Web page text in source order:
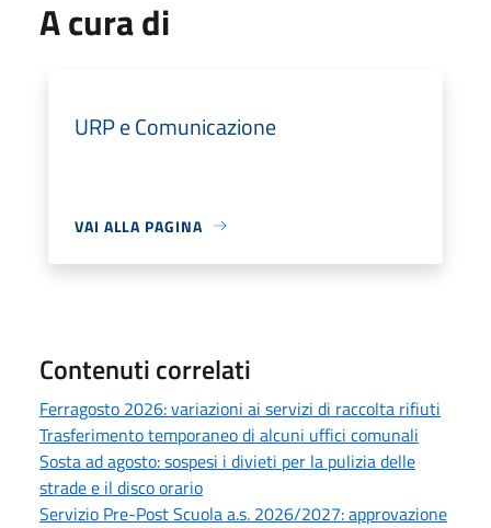
A cura di
URP e Comunicazione
VAI ALLA PAGINA
Contenuti correlati
Ferragosto 2026: variazioni ai servizi di raccolta rifiuti
Trasferimento temporaneo di alcuni uffici comunali
Sosta ad agosto: sospesi i divieti per la pulizia delle
strade e il disco orario
Servizio Pre-Post Scuola a.s. 2026/2027: approvazione